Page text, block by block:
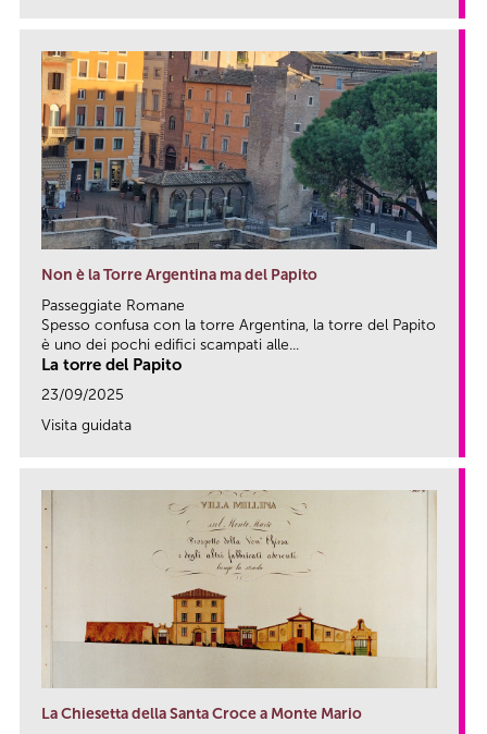
Non è la Torre Argentina ma del Papito
Passeggiate Romane
Spesso confusa con la torre Argentina, la torre del Papito
è uno dei pochi edifici scampati alle...
La torre del Papito
23/09/2025
Visita guidata
La Chiesetta della Santa Croce a Monte Mario